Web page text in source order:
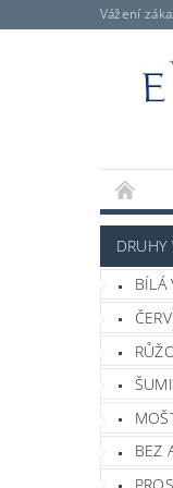
Vážení
DRUHY
BÍLÁ
BEZ